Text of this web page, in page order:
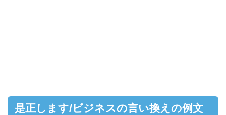
是正します/ビジネスの言い換えの例文